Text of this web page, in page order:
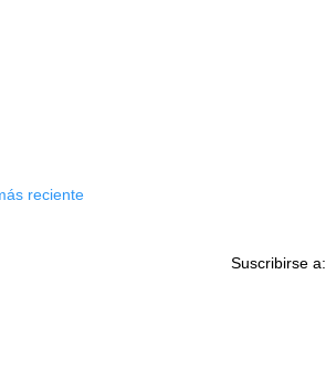
reciente
Suscribirse a: